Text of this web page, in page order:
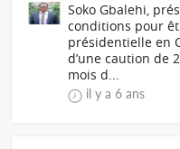
Soko Gbalehi,
conditions pour
présidentielle en
d’une caution de
mois d...
il y a 6 ans